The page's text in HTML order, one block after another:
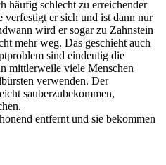
häufig schlecht zu erreichender
er sich und ist dann nur
wird er sogar zu Zahnstein
mehr weg. Das geschieht auch
sind eindeutig die
mittlerweile viele Menschen
verwenden. Der
sauberzubekommen,
entfernt und sie bekommen